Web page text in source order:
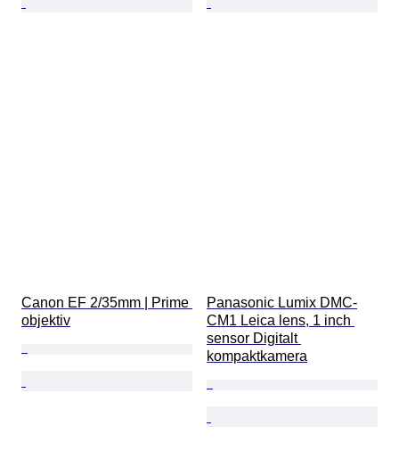
Canon EF 2/35mm | Prime
objektiv
Panasonic Lumix DMC-
CM1 Leica lens, 1 inch
sensor Digitalt
kompaktkamera